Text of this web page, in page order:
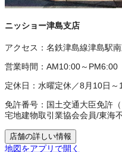
ニッショー津島支店
アクセス： 名鉄津島線津島駅
営業時間： AM10:00～PM6:00
定休日： 水曜定休／8月10日～
免許番号： 国土交通大臣免許
宅地建物取引業協会会員/東海
店舗の詳しい情報
地図をアプリで開く